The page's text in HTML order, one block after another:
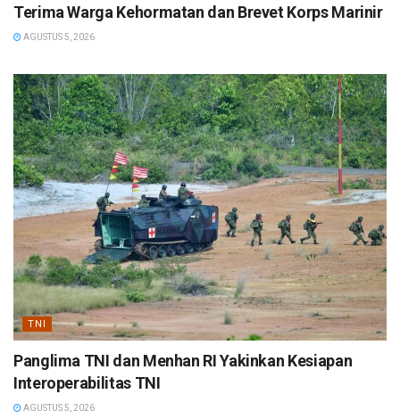
Terima Warga Kehormatan dan Brevet Korps Marinir
AGUSTUS 5, 2026
TNI
Panglima TNI dan Menhan RI Yakinkan Kesiapan
Interoperabilitas TNI
AGUSTUS 5, 2026